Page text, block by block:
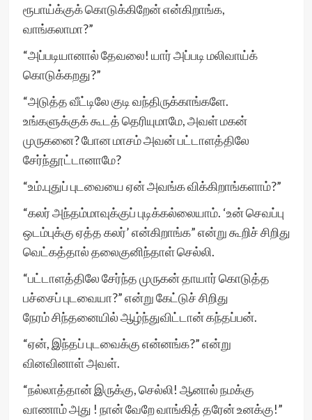
ரூபாய்க்குக் கொடுக்கிறேன் என்கிறாங்க,
வாங்கலாமா?”
“அப்படியானால் தேவலை! யார் அப்படி மலிவாய்க்
கொடுக்கறது?”
“அடுத்த வீட்டிலே குடி வந்திருக்காங்களே.
உங்களுக்குக் கூடத் தெரியுமாமே, அவள் மகன்
முருகனை? போன மாசம் அவன் பட்டாளத்திலே
சேர்ந்தூட்டானாமே?
“உம்.புதுப் புடவையை ஏன் அவங்க விக்கிறாங்களாம்?”
“கலர் அந்தம்மாவுக்குப் புடிக்கல்லையாம். ‘உன் செவப்பு
ஒடம்புக்கு ஏத்த கலர்’ என்கிறாங்க” என்று கூறிச் சிறிது
வெட்கத்தால் தலைகுனிந்தாள் செல்லி.
“பட்டாளத்திலே சேர்ந்த முருகன் தாயார் கொடுத்த
பச்சைப் புடவையா?” என்று கேட்டுச் சிறிது
நேரம் சிந்தனையில் ஆழ்ந்துவிட்டான் கந்தப்பன்.
“ஏன், இந்தப் புடவைக்கு என்னங்க?” என்று
வினவினாள் அவள்.
“நல்லாத்தான் இருக்கு, செல்லி! ஆனால் நமக்கு
வாணாம் அது ! நான் வேறே வாங்கித் தரேன் உனக்கு!”